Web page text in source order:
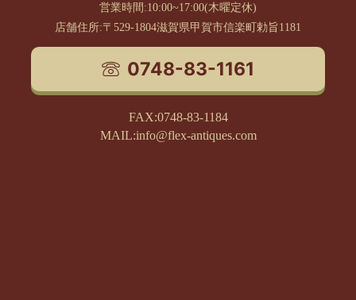
営業時間:10:00~17:00(木曜定休)
店舗住所:〒529-1804滋賀県甲賀市信楽町勅旨1181
0748-83-1161
FAX:0748-83-1184
MAIL:info@flex-antiques.com